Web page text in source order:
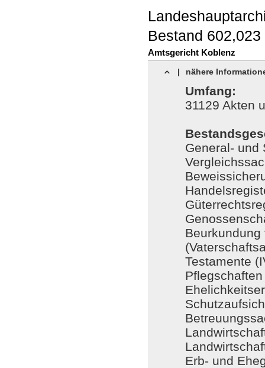
Bestand 602,023
Amtsgericht Koblenz
| nähere
Umfang:
31129 Akten
General- und
Testamente
Erb- und